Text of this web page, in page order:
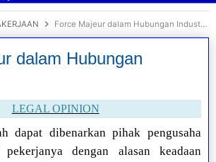
Force Majeur dalam Hubungan Industrial
dalam Hubungan
LEGAL OPINION
dapat dibenarkan pihak pengusaha
pekerjanya dengan alasan keadaan